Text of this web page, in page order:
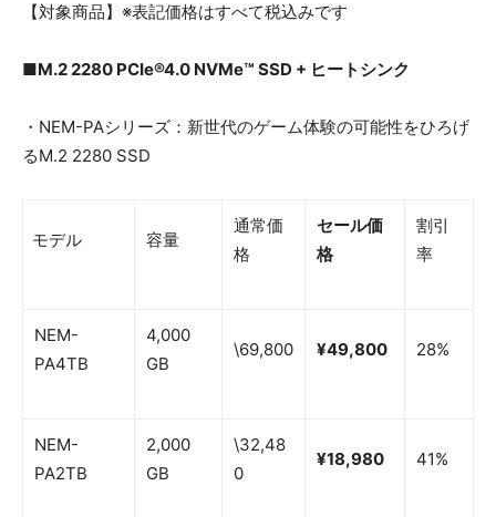
【対象商品】※表記価格はすべて税込みです
■M.2 2280 PCIe®4.0 NVMe™ SSD + ヒートシンク
・NEM-PAシリーズ：新世代のゲーム体験の可能性をひろげ
るM.2 2280 SSD
モデル 容量
通常価
格
セール価
格
割引
率
NEM-
PA4TB
4,000
GB
\69,800 ¥49,800 28%
NEM-
PA2TB
2,000
GB
\32,48
0
¥18,980 41%